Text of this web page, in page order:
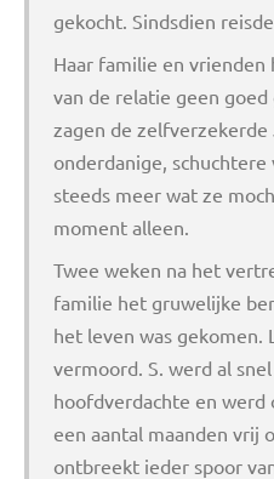
gekocht. Sindsdien
Haar familie en vrienden
van de relatie geen goed
zagen de
onderdanige, schuchtere
steeds meer wat ze
moment alleen.
Twee weken na het
familie het gruwelijke
het leven was gekomen.
vermoord. S. werd al
hoofdverdachte en werd
een aantal maanden vrij
ontbreekt ieder spoor